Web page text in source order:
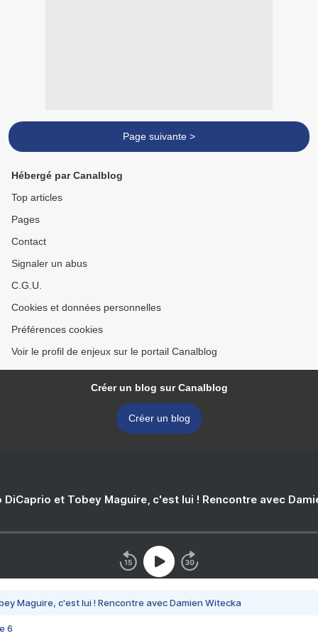
Page suivante >
Hébergé par Canalblog
Top articles
Pages
Contact
Signaler un abus
C.G.U.
Cookies et données personnelles
Préférences cookies
Voir le profil de enjeux sur le portail Canalblog
Créer un blog sur Canalblog
Créer un blog
DiCaprio et Tobey Maguire, c'est lui ! Rencontre avec
Maguire, c'est lui ! Rencontre avec Damien Witecka
6